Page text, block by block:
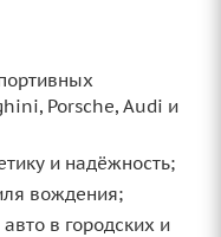
Porsche, Audi и
и надёжность;
вождения;
в городских и